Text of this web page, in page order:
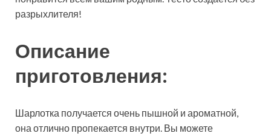
разрыхлителя!
Описание
приготовления:
Шарлотка получается очень пышной и ароматной,
она отлично пропекается внутри. Вы можете